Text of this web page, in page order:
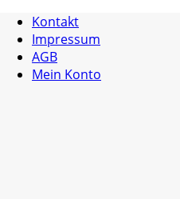
Kontakt
Impressum
AGB
Mein Konto